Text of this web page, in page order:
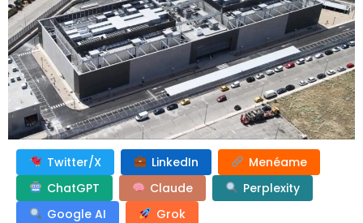
Twitter/X LinkedIn
Menéame
ChatGPT
Claude
Perplexity
Google AI
Grok